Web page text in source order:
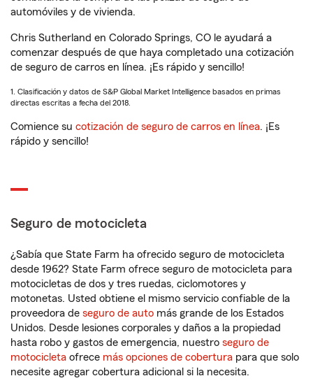
automóviles y de vivienda.
Chris Sutherland en Colorado Springs, CO le ayudará a
comenzar después de que haya completado una cotización
de seguro de carros en línea. ¡Es rápido y sencillo!
1. Clasificación y datos de S&P Global Market Intelligence basados en primas
directas escritas a fecha del 2018.
Comience su cotización de seguro de carros en línea. ¡Es
rápido y sencillo!
Seguro de motocicleta
¿Sabía que State Farm ha ofrecido seguro de motocicleta
desde 1962? State Farm ofrece seguro de motocicleta para
motocicletas de dos y tres ruedas, ciclomotores y
motonetas. Usted obtiene el mismo servicio confiable de la
proveedora de seguro de auto más grande de los Estados
Unidos. Desde lesiones corporales y daños a la propiedad
hasta robo y gastos de emergencia, nuestro seguro de
motocicleta ofrece más opciones de cobertura para que solo
necesite agregar cobertura adicional si la necesita.